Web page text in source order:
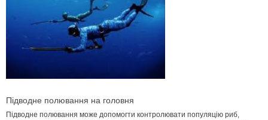
Підводне полювання на головня
Підводне полювання може допомогти контролювати популяцію риб,